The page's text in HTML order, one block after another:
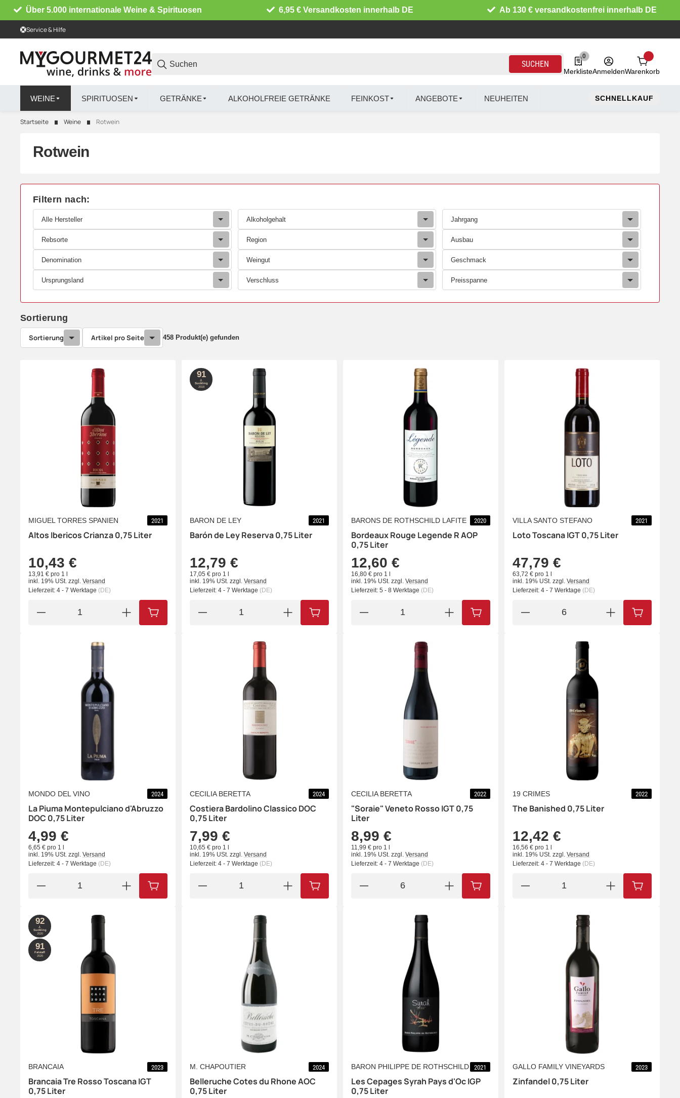
Über 5.000 internationale Weine & Spirituosen 6,95 € Versandkosten innerhalb DE Ab 130 € versandkostenfrei innerhalb DE
Service & Hilfe
SUCHEN
0
0 Produkte in der Liste
MerklisteAnmeldenWarenkorb
WEINE SPIRITUOSEN GETRÄNKE ALKOHOLFREIE GETRÄNKE FEINKOST ANGEBOTE NEUHEITEN SCHNELLKAUF
Startseite Weine Rotwein
Rotwein
Filtern nach:
Alle Hersteller Alkoholgehalt Jahrgang
Rebsorte Region Ausbau
Denomination Weingut Geschmack
Ursprungsland Verschluss Preisspanne
Sortierung
Sortierung Artikel pro Seite 458 Produkt(e) gefunden
MIGUEL TORRES SPANIEN 2021
Altos Ibericos Crianza 0,75 Liter
10,43 €
13,91 € pro 1 l
inkl. 19% USt. zzgl. Versand
Lieferzeit: 4 - 7 Werktage (DE)
IN DEN WARENKORB
91
J.
Suckling
2018
BARON DE LEY 2021
Barón de Ley Reserva 0,75 Liter
12,79 €
17,05 € pro 1 l
inkl. 19% USt. zzgl. Versand
Lieferzeit: 4 - 7 Werktage (DE)
IN DEN WARENKORB
BARONS DE ROTHSCHILD LAFITE 2020
Bordeaux Rouge Legende R AOP
0,75 Liter
12,60 €
16,80 € pro 1 l
inkl. 19% USt. zzgl. Versand
Lieferzeit: 5 - 8 Werktage (DE)
IN DEN WARENKORB
VILLA SANTO STEFANO 2021
Loto Toscana IGT 0,75 Liter
47,79 €
63,72 € pro 1 l
inkl. 19% USt. zzgl. Versand
Lieferzeit: 4 - 7 Werktage (DE)
IN DEN
MONDO DEL VINO 2024
La Piuma Montepulciano d'Abruzzo
DOC 0,75 Liter
4,99 €
6,65 € pro 1 l
inkl. 19% USt. zzgl. Versand
Lieferzeit: 4 - 7 Werktage (DE)
IN DEN WARENKORB
CECILIA BERETTA 2024
Costiera Bardolino Classico DOC
0,75 Liter
7,99 €
10,65 € pro 1 l
inkl. 19% USt. zzgl. Versand
Lieferzeit: 4 - 7 Werktage (DE)
IN DEN WARENKORB
CECILIA BERETTA 2022
"Soraie" Veneto Rosso IGT 0,75
Liter
8,99 €
11,99 € pro 1 l
inkl. 19% USt. zzgl. Versand
Lieferzeit: 4 - 7 Werktage (DE)
IN DEN WARENKORB
19 CRIMES 2022
The Banished 0,75 Liter
12,42 €
16,56 € pro 1 l
inkl. 19% USt. zzgl. Versand
Lieferzeit: 4 - 7 Werktage (DE)
IN DEN
92
J.
Suckling
2020
91
Falstaff
2020
BRANCAIA 2023
Brancaia Tre Rosso Toscana IGT
0,75 Liter
M. CHAPOUTIER 2024
Belleruche Cotes du Rhone AOC
0,75 Liter
BARON PHILIPPE DE ROTHSCHILD 2021
Les Cepages Syrah Pays d'Oc IGP
0,75 Liter
GALLO FAMILY VINEYARDS 2023
Zinfandel 0,75 Liter